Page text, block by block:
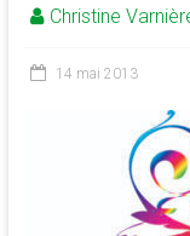
de
conscience
Christine
14 mai 2013